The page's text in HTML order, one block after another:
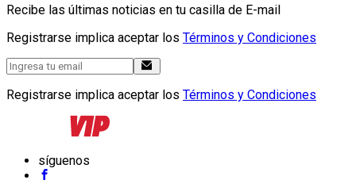
Recibe las últimas noticias en tu casilla de E-mail
Registrarse implica aceptar los Términos y Condiciones
Registrarse implica aceptar los Términos y Condiciones
síguenos